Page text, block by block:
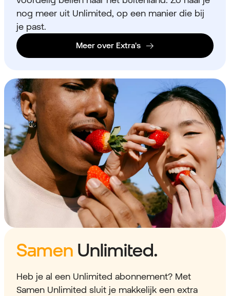
nog meer uit Unlimited, op een manier die bij
je past.
Meer over Extra's
Samen Unlimited.
Heb je al een Unlimited abonnement? Met
Samen Unlimited sluit je makkelijk een extra